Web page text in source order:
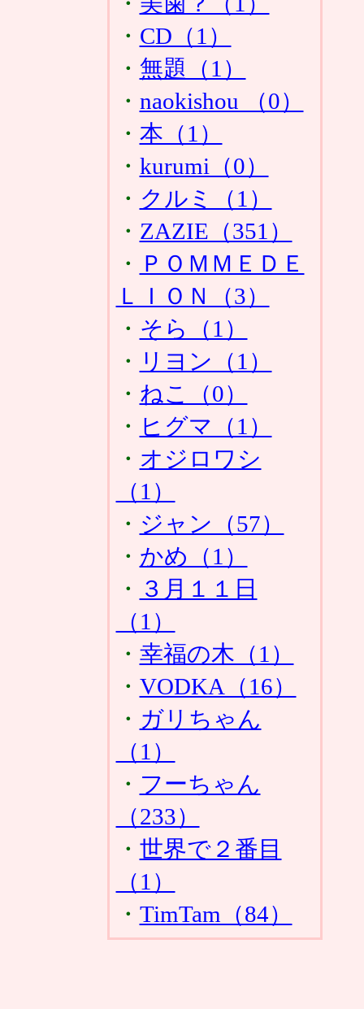
・ CD（1）
・ 無題（1）
・ naokishou （0）
・ 本（1）
・ kurumi（0）
・ クルミ（1）
・ ZAZIE（351）
・ ＰＯＭＭＥＤＥ
ＬＩＯＮ（3）
・ そら（1）
・ リヨン（1）
・ ねこ（0）
・ ヒグマ（1）
・ オジロワシ
（1）
・ ジャン（57）
・ かめ（1）
・ ３月１１日
（1）
・ 幸福の木（1）
・ VODKA（16）
・ ガリちゃん
（1）
・ フーちゃん
（233）
・ 世界で２番目
（1）
・ TimTam（84）